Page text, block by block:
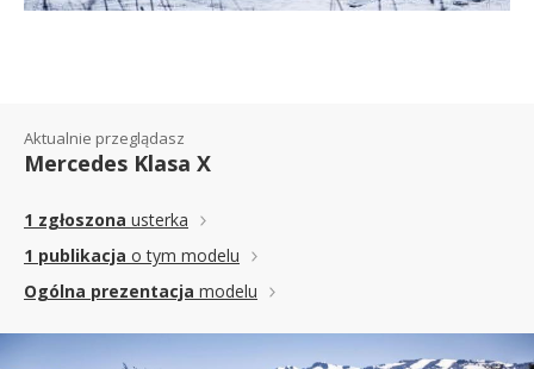
Aktualnie przeglądasz
Mercedes Klasa X
1 zgłoszona usterka
1 publikacja o tym modelu
Ogólna prezentacja modelu